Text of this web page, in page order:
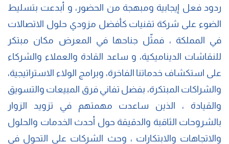
ردود فعل إيجابية ومبهجة من الحضور، و أبدعت بتسليط
الضوء على شركة تقنيات كأفضل مزودي حلول الاتصالات
في المملكة ، فمثّل جناحها في المعرض مكان مبتكر
للنقاشات الديناميكية، و ساعد القادة والعملاء والشركاء
على استكشاف خدماتنا الفاخرة، وبرامج الولاء الاستراتيجية،
والشراكات المبتكرة، بفضل تفاني فرق المبيعات والتسويق
والقيادة ، الذين ساعدت مهمتهم في تزويد الزوار
بالشروحات الثاقبة والدقيقة حول أحدث الخدمات والحلول
والاتجاهات والابتكارات ، وحث الشركات على التحول في